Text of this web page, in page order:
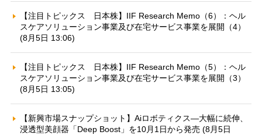
【注目トピックス 日本株】IIF Research Memo（6）：ヘル
スケアソリューション事業及び在宅サービス事業を展開（4）
(8月5日 13:06)
【注目トピックス 日本株】IIF Research Memo（5）：ヘル
スケアソリューション事業及び在宅サービス事業を展開（3）
(8月5日 13:05)
【新興市場スナップショット】Aiロボティクス—大幅に続伸、
浸透型美顔器「Deep Boost」を10月1日から発売 (8月5日